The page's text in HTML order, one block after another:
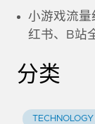
小游戏流量
红书、B站
分类
TECHNOLOGY